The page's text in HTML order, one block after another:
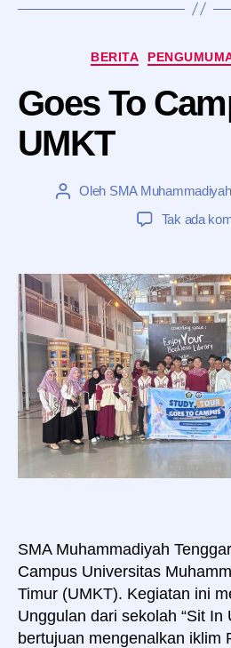
BERITA
Goes To
UMKT
Penulis
Oleh SMA Muhammadiyah
Tak ada
SMA Muhammadiyah
Campus Universitas
Timur (UMKT). Kegiatan ini
Unggulan dari sekolah “Sit In
bertujuan mengenalkan iklim